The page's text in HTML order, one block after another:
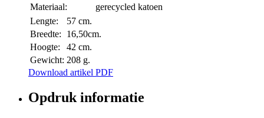
Materiaal:
gerecycled katoen
Lengte:
57 cm.
Breedte:
16,50cm.
Hoogte:
42 cm.
Gewicht: 208 g.
Download artikel PDF
Opdruk informatie